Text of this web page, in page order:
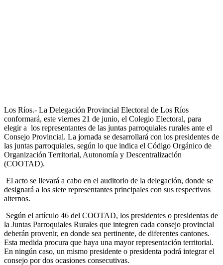
Los Ríos.- La Delegación Provincial Electoral de Los Ríos
conformará, este viernes 21 de junio, el Colegio Electoral, para
elegir a los representantes de las juntas parroquiales rurales ante el
Consejo Provincial. La jornada se desarrollará con los presidentes de
las juntas parroquiales, según lo que indica el Código Orgánico de
Organización Territorial, Autonomía y Descentralización
(COOTAD).
El acto se llevará a cabo en el auditorio de la delegación, donde se
designará a los siete representantes principales con sus respectivos
alternos.
Según el artículo 46 del COOTAD, los presidentes o presidentas de
la Juntas Parroquiales Rurales que integren cada consejo provincial
deberán provenir, en donde sea pertinente, de diferentes cantones.
Esta medida procura que haya una mayor representación territorial.
En ningún caso, un mismo presidente o presidenta podrá integrar el
consejo por dos ocasiones consecutivas.